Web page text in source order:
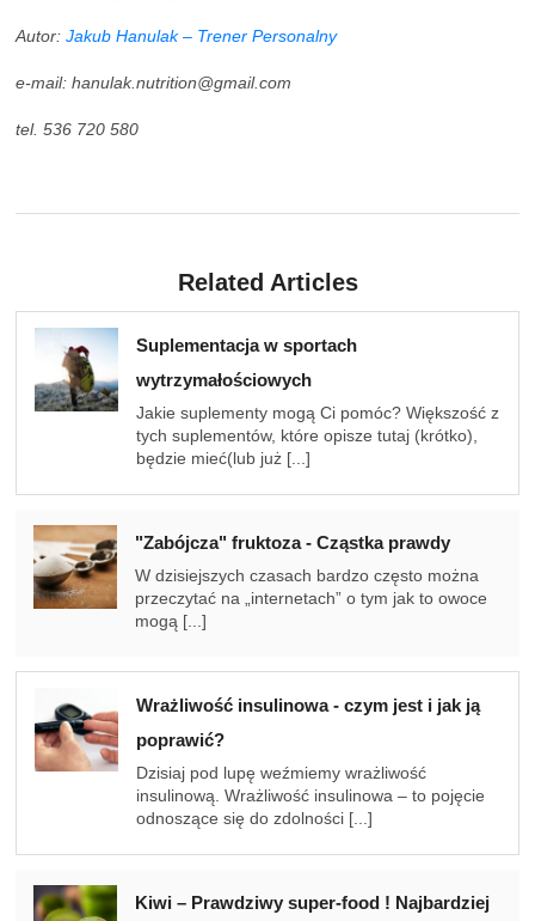
Autor: Jakub Hanulak – Trener Personalny
e-mail: hanulak.nutrition@gmail.com
tel. 536 720 580
Related Articles
Suplementacja w sportach
wytrzymałościowych
Jakie suplementy mogą Ci pomóc? Większość z
tych suplementów, które opisze tutaj (krótko),
będzie mieć(lub już [...]
"Zabójcza" fruktoza - Cząstka prawdy
W dzisiejszych czasach bardzo często można
przeczytać na „internetach” o tym jak to owoce
mogą [...]
Wrażliwość insulinowa - czym jest i jak ją
poprawić?
Dzisiaj pod lupę weźmiemy wrażliwość
insulinową. Wrażliwość insulinowa – to pojęcie
odnoszące się do zdolności [...]
Kiwi – Prawdziwy super-food ! Najbardziej